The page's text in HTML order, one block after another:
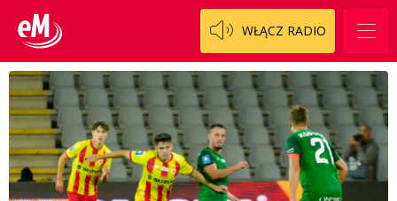
WŁĄCZ RADIO